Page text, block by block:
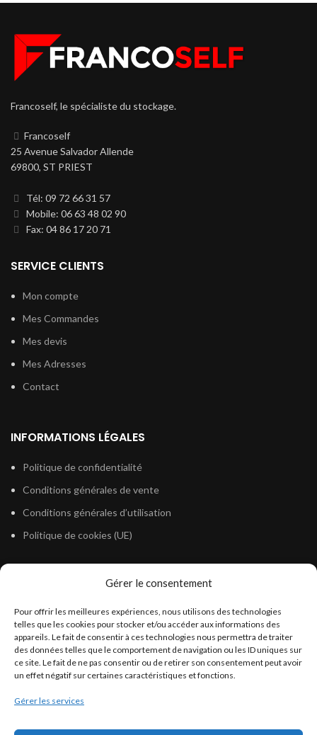
Gérer le consentement
Pour offrir les meilleures expériences, nous utilisons des technologies
telles que les cookies pour stocker et/ou accéder aux informations des
appareils. Le fait de consentir à ces technologies nous permettra de traiter
des données telles que le comportement de navigation ou les ID uniques sur
ce site. Le fait de ne pas consentir ou de retirer son consentement peut avoir
un effet négatif sur certaines caractéristiques et fonctions.
Gérer les services
Francoself, le spécialiste du stockage.
Francoself
25 Avenue Salvador Allende
69800, ST PRIEST
Tél: 09 72 66 31 57
Mobile: 06 63 48 02 90
Fax: 04 86 17 20 71
SERVICE CLIENTS
Mon compte
Mes Commandes
Mes devis
Mes Adresses
Contact
INFORMATIONS LÉGALES
Politique de confidentialité
Conditions générales de vente
Conditions générales d’utilisation
Politique de cookies (UE)
Législation Gasoil Fioul GNR
Législation Essence
Législation Adblue
Législation Eau
Législation Lubrifiant
Législation Phytosanitaire